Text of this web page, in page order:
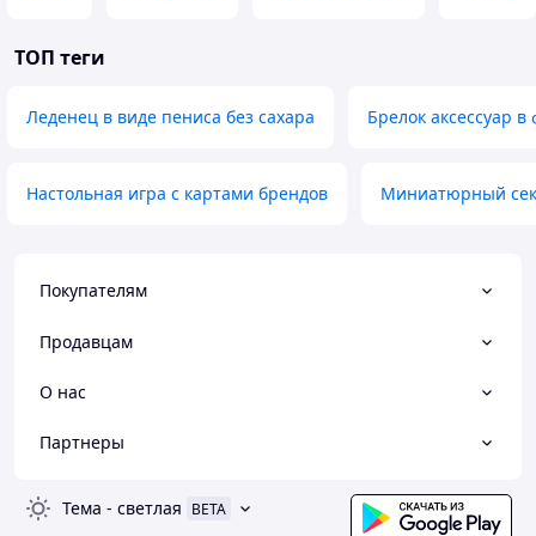
Вы оцените высокую скорость доставки и качество
Желаем приятных покупок и всегда рады каждому
клиенту!
ТОП теги
Леденец в виде пениса без сахара Брелок аксессуар
Настольная игра с картами брендов Миниатюрный
Покупателям
Продавцам
О нас
Партнеры
Тема - светлая BETA